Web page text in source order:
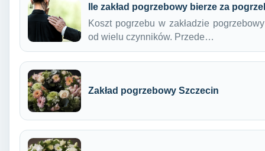
Ile zakład pogrzebowy bierze za
Koszt pogrzebu w zakładzie
od wielu czynników. Przede…
Zakład pogrzebowy Szczecin